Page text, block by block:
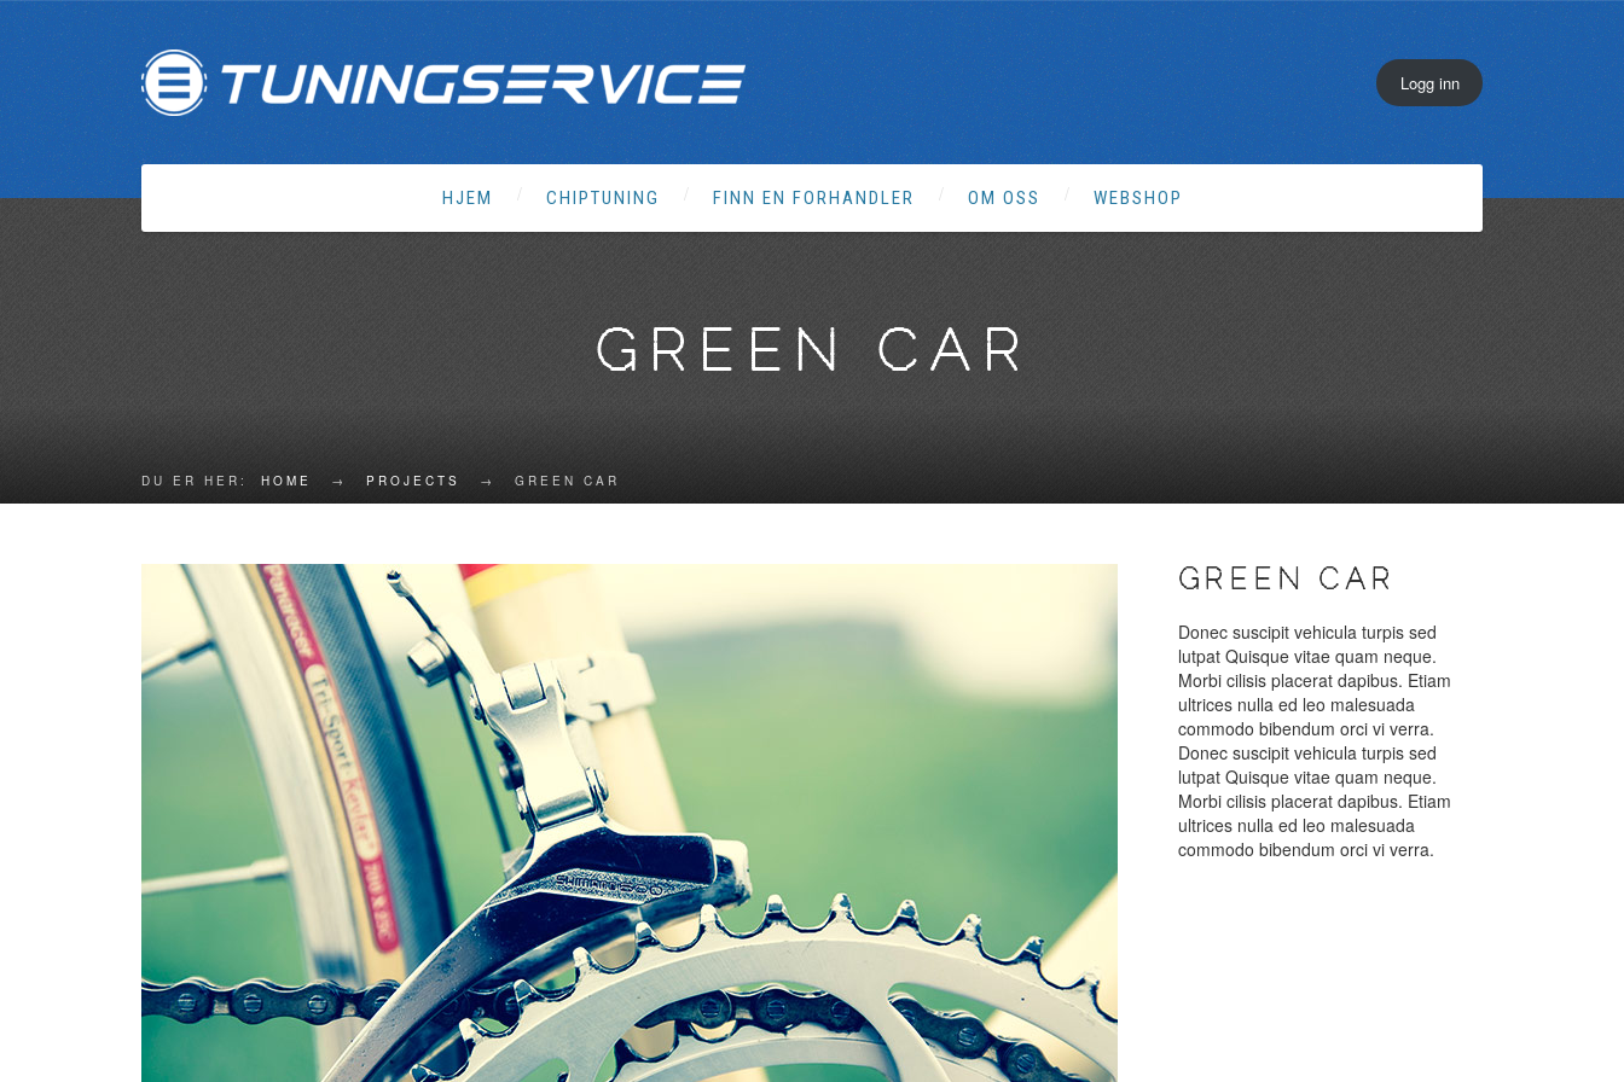
Logg inn
HJEM CHIPTUNING FINN EN FORHANDLER OM OSS WEBSHOP
GREEN CAR
DU ER HER: HOME → PROJECTS → GREEN CAR
GREEN CAR
Donec suscipit vehicula turpis sed
lutpat Quisque vitae quam neque.
Morbi cilisis placerat dapibus. Etiam
ultrices nulla ed leo malesuada
commodo bibendum orci vi verra.
Donec suscipit vehicula turpis sed
lutpat Quisque vitae quam neque.
Morbi cilisis placerat dapibus. Etiam
ultrices nulla ed leo malesuada
commodo bibendum orci vi verra.